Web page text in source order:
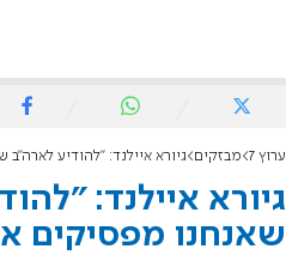
ערוץ 7 מבזקים גיורא איילנד: "להודיע לארה"ב
גיורא איילנד:
שאנחנו מפסיקים